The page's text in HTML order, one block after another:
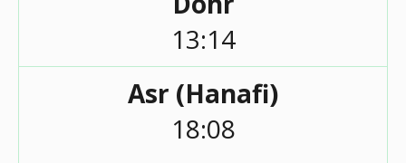
13:14
Asr (Hanafi)
18:08